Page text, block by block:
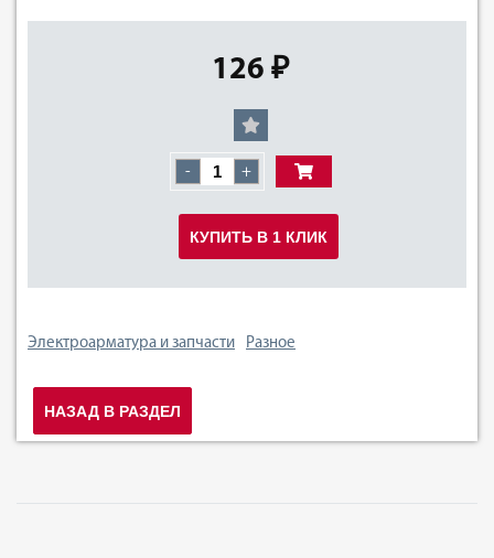
126 ₽
- +
КУПИТЬ В 1 КЛИК
Электроарматура и запчасти Разное
НАЗАД В РАЗДЕЛ